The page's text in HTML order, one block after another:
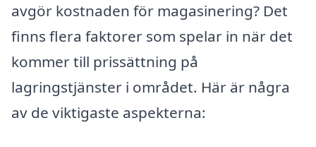
avgör kostnaden för magasinering? Det
finns flera faktorer som spelar in när det
kommer till prissättning på
lagringstjänster i området. Här är några
av de viktigaste aspekterna: